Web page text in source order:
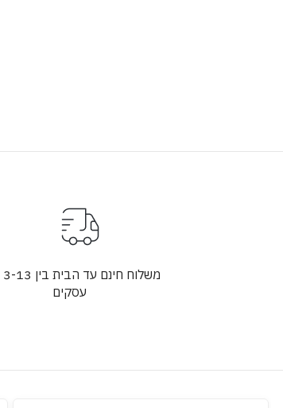
עסקים